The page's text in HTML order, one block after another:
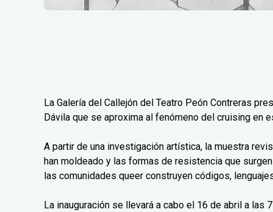
La Galería del Callejón del Teatro Peón Contreras
Dávila que se aproxima al fenómeno del cruising en
A partir de una investigación artística, la muestra
han moldeado y las formas de resistencia que
las comunidades queer construyen códigos,
La inauguración se llevará a cabo el 16 de abril a las